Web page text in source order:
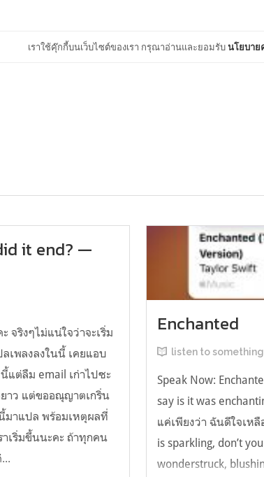
เราใช้คุ๊กกี้บนเว็บไซต์ของเรา กรุณาอ่านและยอมรับนโยบาย
it end? —
จริงๆไม่แน่ใจว่าจะเริ่ม
เพลงลงในนี้ เคยแอบ
แต่ลืม email เก่าไปซะ
าว แต่ขออณุญาตเกริ่น
นี้มาแปล พร้อมเหตุผลที่
าเริ่มขึ้นนะคะ ถ้าทุกคน
Enchanted
listen to something,
Speak Now:
say is it was
แค่เพียงว่า ฉันดีใจเห
is sparkling, don’t
wonderstruck,